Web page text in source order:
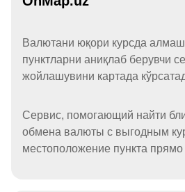
Валютани юқори курсда
пунктларни аниқлаб берувчи
жойлашувини картада
Сервис, помогающий найти
обмена валюты с выгодным
местоположение пункта прямо